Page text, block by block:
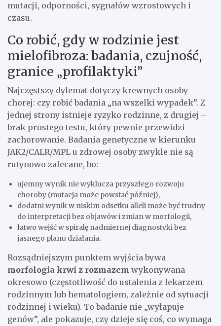
mutacji, odporności, sygnałów wzrostowych i
czasu.
Co robić, gdy w rodzinie jest
mielofibroza: badania, czujność,
granice „profilaktyki”
Najczęstszy dylemat dotyczy krewnych osoby
chorej: czy robić badania „na wszelki wypadek”. Z
jednej strony istnieje ryzyko rodzinne, z drugiej –
brak prostego testu, który pewnie przewidzi
zachorowanie. Badania genetyczne w kierunku
JAK2/CALR/MPL u zdrowej osoby zwykle nie są
rutynowo zalecane, bo:
ujemny wynik nie wyklucza przyszłego rozwoju
choroby (mutacja może powstać później),
dodatni wynik w niskim odsetku alleli może być trudny
do interpretacji bez objawów i zmian w morfologii,
łatwo wejść w spiralę nadmiernej diagnostyki bez
jasnego planu działania.
Rozsądniejszym punktem wyjścia bywa
morfologia krwi z rozmazem wykonywana
okresowo (częstotliwość do ustalenia z lekarzem
rodzinnym lub hematologiem, zależnie od sytuacji
rodzinnej i wieku). To badanie nie „wyłapuje
genów”, ale pokazuje, czy dzieje się coś, co wymaga